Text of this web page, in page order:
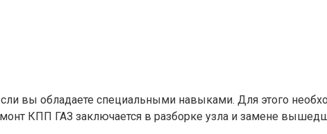
вы обладаете специальными навыками. Для этого
КПП ГАЗ заключается в разборке узла и замене